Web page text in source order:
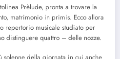
Prèlude, pronta a trovare la
matrimonio in primis. Ecco allora
repertorio musicale studiato per
distinguere quattro – delle nozze.